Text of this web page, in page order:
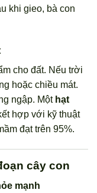
khi gieo, bà con
cho đất. Nếu trời
hoặc chiều mát.
ngập. Một hạt
hợp với kỹ thuật
đạt trên 95%.
cây con
mạnh